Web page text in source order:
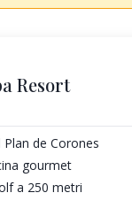
Resort
de Corones
gourmet
a 250 metri